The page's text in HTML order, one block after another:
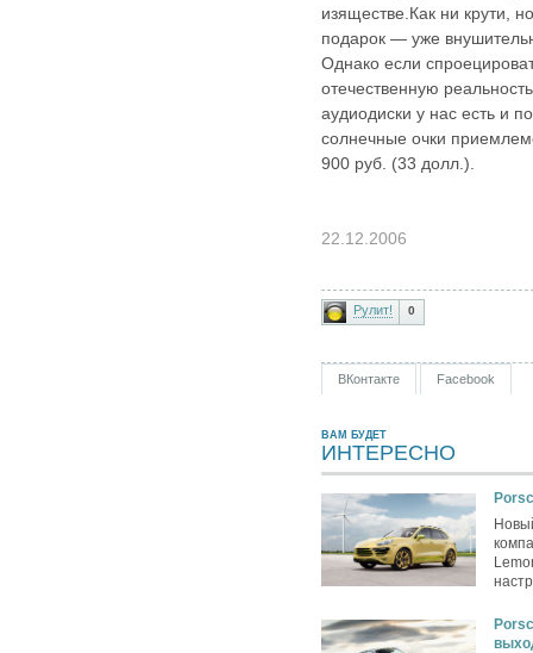
изяществе.Как ни крути,
подарок — уже
Однако если
отечественную
аудиодиски у нас есть и
солнечные очки
900 руб. (33 долл.).
22.12.2006
Рулит! 0
ВКонтакте Facebook
ВАМ БУДЕТ
ИНТЕРЕСНО